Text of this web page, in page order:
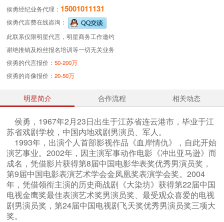
侯勇经纪业务代理： 15001011131
侯勇代言费在线咨询：
此联系仅限明星代言，明星商务工作邀约
谢绝推销及粉丝报名培训等一切无关业务
侯勇的代言报价： 50-200万
侯勇的肖像报价： 20-50万
明星简介 合作流程 相关动态
侯勇，1967年2月23日出生于江苏省连云港市，毕业于江
苏省戏剧学校，中国内地戏剧男演员、军人。
1993年，出演个人首部影视作品《血岸情仇》，自此开始
演艺事业。2002年，因主演军事动作电影《冲出亚马逊》而
成名，凭借影片获得第8届中国电影华表奖优秀男演员奖，
第9届中国电影表演艺术学会金凤凰奖表演学会奖。2004
年，凭借领衔主演的历史商战剧《大染坊》获得第22届中国
电视金鹰奖最佳表演艺术奖男演员奖、最受观众喜爱的电视
剧男演员奖，第24届中国电视剧飞天奖优秀男演员奖三项大
奖。